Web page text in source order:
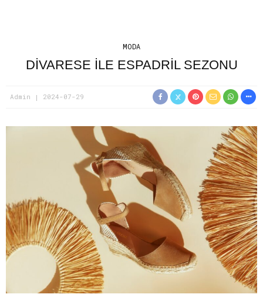
MODA
DIVARESE ILE ESPADRIL SEZONU
Admin 2024-07-29